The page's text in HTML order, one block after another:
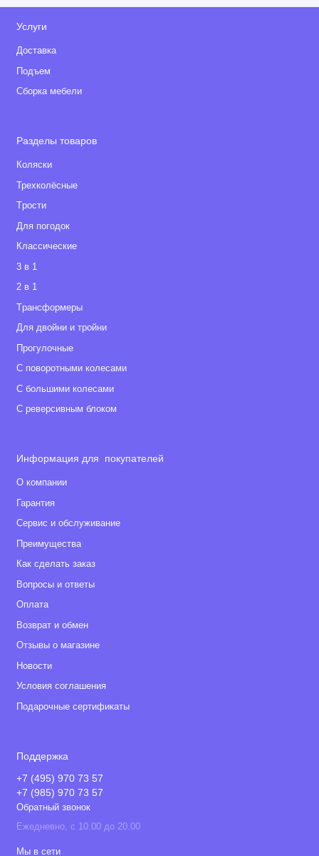
Услуги
Доставка
Подъем
Сборка мебели
Разделы товаров
Коляски
Трехколёсные
Tрости
Для погодок
Классические
3 в 1
2 в 1
Tрансформеры
Для двойни и тройни
Прогулочные
С поворотными колесами
С большими колесами
С реверсивным блоком
Информация для покупателей
О компании
Гарантия
Сервис и обслуживание
Преимущества
Как сделать заказ
Вопросы и ответы
Оплата
Возврат и обмен
Отзывы о магазине
Новости
Условия соглашения
Подарочные сертификаты
Поддержка
+7 (495) 970 73 57
+7 (985) 970 73 57
Обратный звонок
Ежедневно, с 10.00 до 20.00
Мы в сети